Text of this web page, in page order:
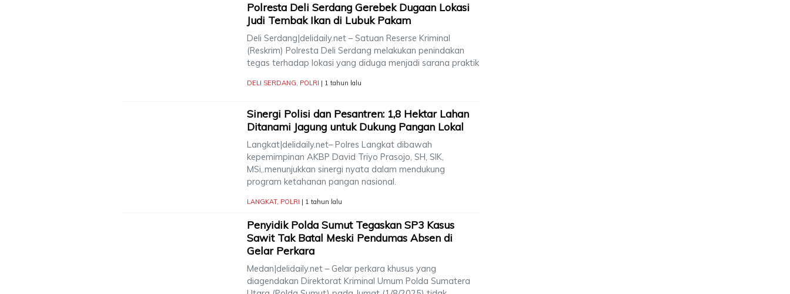
Polresta Deli Serdang Gerebek Dugaan Lokasi
Judi Tembak Ikan di Lubuk Pakam
Deli Serdang|delidaily.net – Satuan Reserse Kriminal
(Reskrim) Polresta Deli Serdang melakukan penindakan
tegas terhadap lokasi yang diduga menjadi sarana praktik
DELI SERDANG POLRI | 1 tahun lalu
Sinergi Polisi dan Pesantren: 1,8 Hektar Lahan
Ditanami Jagung untuk Dukung Pangan Lokal
Langkat|delidaily.net– Polres Langkat dibawah
kepemimpinan AKBP David Triyo Prasojo, SH, SIK,
MSi,.menunjukkan sinergi nyata dalam mendukung
program ketahanan pangan nasional.
LANGKAT, POLRI | 1 tahun lalu
Penyidik Polda Sumut Tegaskan SP3 Kasus
Sawit Tak Batal Meski Pendumas Absen di
Gelar Perkara
Medan|delidaily.net – Gelar perkara khusus yang
diagendakan Direktorat Kriminal Umum Polda Sumatera